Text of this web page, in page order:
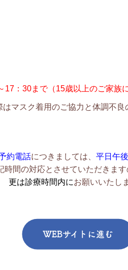
援するため、毎月健康教室
。
17：30まで（15歳以上のご家族
マスク着用のご協力と体調不
約電話につきましては、 平日午
間の対応とさせていただきま
更は診療時間内にお願いいたし
WEBサイトに進む